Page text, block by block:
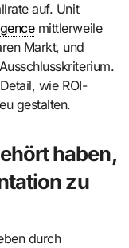
auf. Unit
mittlerweile
Markt, und
wie ROI-
gestalten.
haben,
zu
durch